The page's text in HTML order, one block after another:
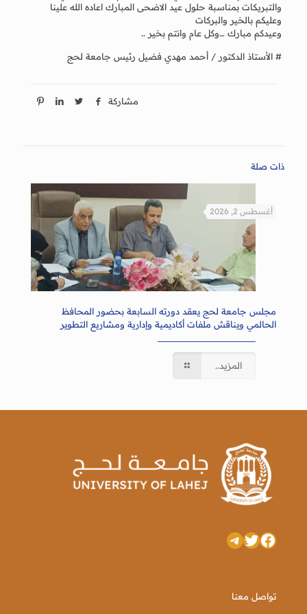
والتبريكات بمناسبة حلول عيد الاضحى المبارك اعاده الله علينا
وعليكم بالخير والبركات
وعيدكم مبارك …وكل عام وانتم بخير ..
# الأستاذ الدكتور / أحمد مهدي فضيل رئيس جامعة لحج
مشاركة
ذات صلة
أغسطس 2, 2026
مجلس جامعة لحج يعقد دورته السابعة بحضور المحافظ
الحالمي ويناقش ملفات أكاديمية وإدارية ومشاريع التطوير
المزيد..
فيسبوك
تويترتيليجرام
تواصل معنا